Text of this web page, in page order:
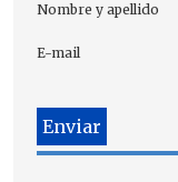
Nombre y apellido
E-mail